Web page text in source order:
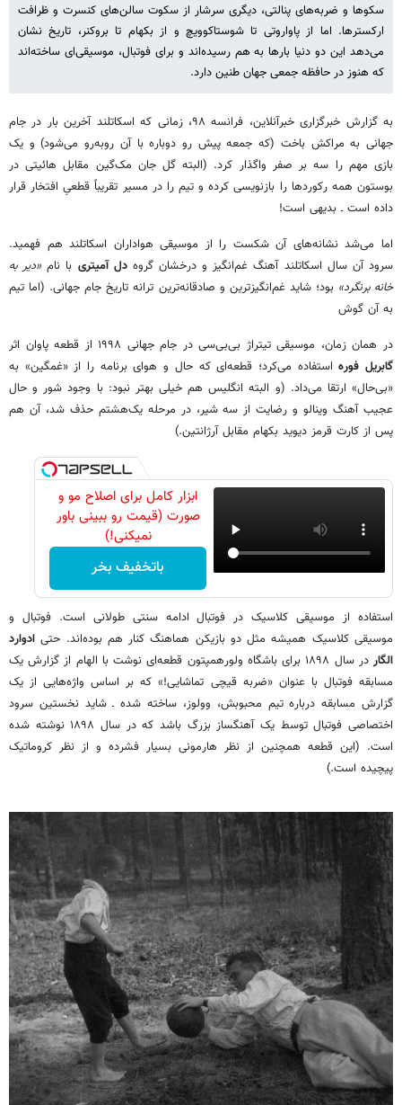
سکوها و ضربه‌های پنالتی، دیگری سرشار از سکوت سالن‌های کنسرت و ظرافت
ارکسترها. اما از پاواروتی تا شوستاکوویچ و از بکهام تا بروکنر، تاریخ نشان
می‌دهد این دو دنیا بارها به هم رسیده‌اند و برای فوتبال، موسیقی‌ای ساخته‌اند
که هنوز در حافظه جمعی جهان طنین دارد.
به گزارش خبرگزاری خبرآنلاین، فرانسه ۹۸، زمانی که اسکاتلند آخرین بار در جام
جهانی به مراکش باخت (که جمعه پیش رو دوباره با آن روبه‌رو می‌شود) و یک
بازی مهم را سه بر صفر واگذار کرد. (البته گل جان مک‌گین مقابل هائیتی در
بوستون همه رکوردها را بازنویسی کرده و تیم را در مسیر تقریباً قطعیِ افتخار قرار
داده است ـ بدیهی است!
اما می‌شد نشانه‌های آن شکست را از موسیقی هواداران اسکاتلند هم فهمید.
سرود آن سال اسکاتلند آهنگ غم‌انگیز و درخشان گروهدل آمیتری با نام «دیر به
خانه برنگرد» بود؛ شاید غم‌انگیزترین و صادقانه‌ترین ترانه تاریخ جام جهانی. (اما تیم
به آن گوش
در همان زمان، موسیقی تیتراژ بی‌بی‌سی در جام جهانی ۱۹۹۸ از قطعه پاوان اثر
گابریل فورهاستفاده می‌کرد؛ قطعه‌ای که حال و هوای برنامه را از «غمگین» به
«بی‌حال» ارتقا می‌داد. (و البته انگلیس هم خیلی بهتر نبود: با وجود شور و حال
عجیب آهنگ وینالو و رضایت از سه شیر، در مرحله یک‌هشتم حذف شد، آن هم
پس از کارت قرمز دیوید بکهام مقابل آرژانتین.)
ابزار کامل برای اصلاح مو و
صورت (قیمت رو ببینی باور
نمیکنی!)
باتخفیف بخر
استفاده از موسیقی کلاسیک در فوتبال ادامه سنتی طولانی است. فوتبال و
موسیقی کلاسیک همیشه مثل دو بازیکن هماهنگ کنار هم بوده‌اند. حتی ادوارد
الگار
در سال ۱۸۹۸ برای باشگاه ولورهمپتون قطعه‌ای نوشت با الهام از گزارش یک
مسابقه فوتبال با عنوان «ضربه قیچی تماشایی!» که بر اساس واژه‌هایی از یک
گزارش مسابقه درباره تیم محبوبش، وولوز، ساخته شده ـ شاید نخستین سرود
اختصاصی فوتبال توسط یک آهنگساز بزرگ باشد که در سال ۱۸۹۸ نوشته شده
است. (این قطعه همچنین از نظر هارمونی بسیار فشرده و از نظر کروماتیک
پیچیده است.)